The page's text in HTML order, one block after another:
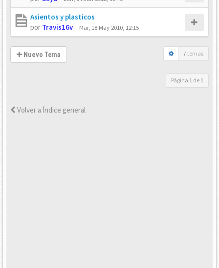
Asientos y plasticos
por Travis16v - Mar, 18 May 2010, 12:15
Nuevo Tema 7 temas
Página 1 de 1
Volver a Índice general